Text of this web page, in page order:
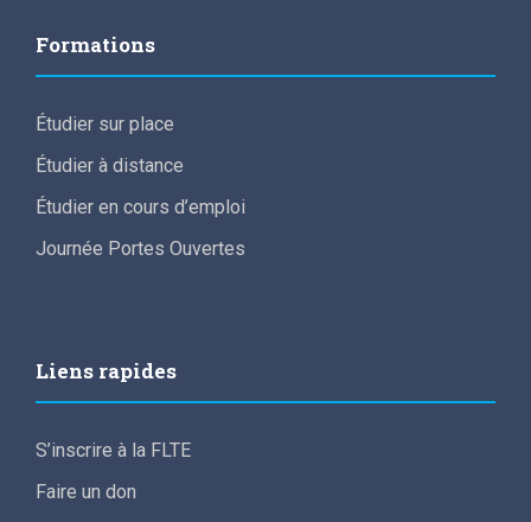
Formations
Étudier sur place
Étudier à distance
Étudier en cours d’emploi
Journée Portes Ouvertes
Liens rapides
S’inscrire à la FLTE
Faire un don